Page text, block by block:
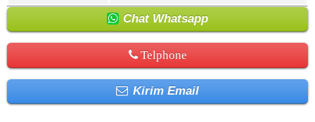
Chat Whatsapp
Telphone
Kirim Email